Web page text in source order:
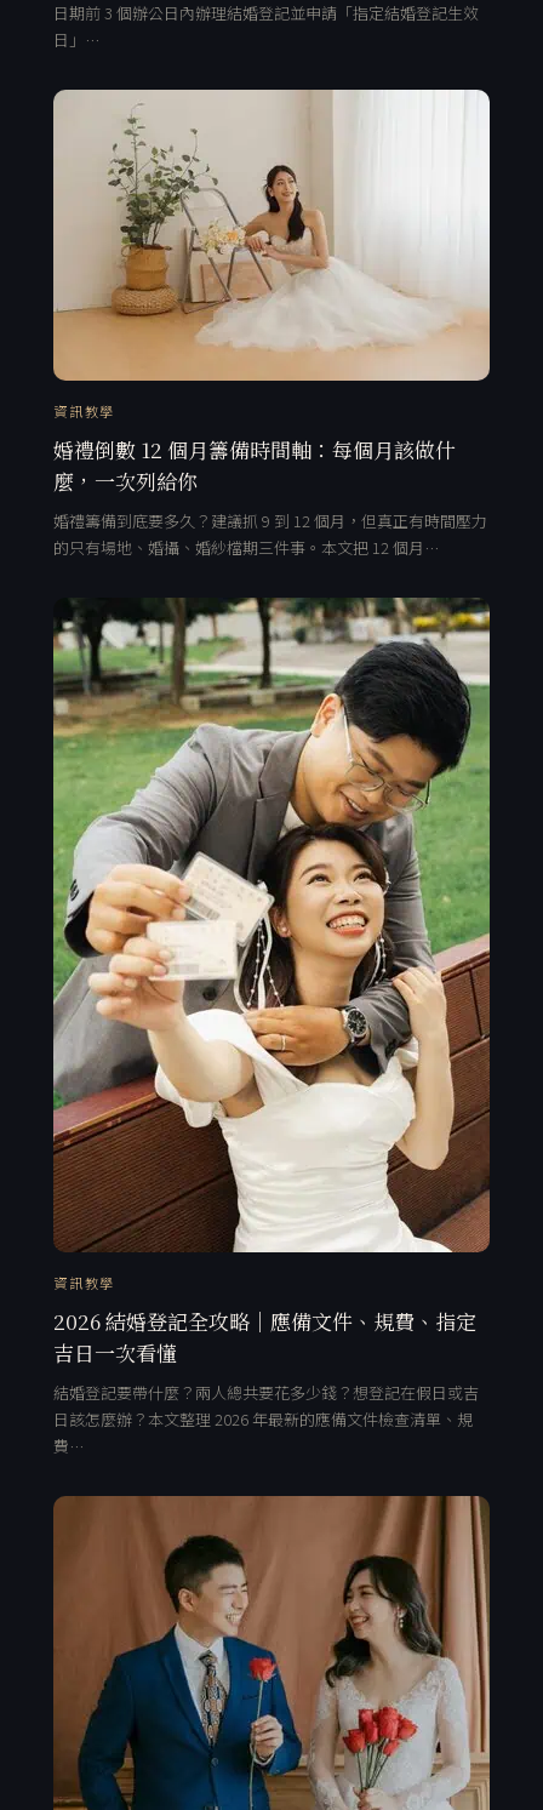
日期前 3 個辦公日內辦理結婚登記並申請「指定結婚登記生效
日」…
資訊教學
婚禮倒數 12 個月籌備時間軸：每個月該做什
麼，一次列給你
婚禮籌備到底要多久？建議抓 9 到 12 個月，但真正有時間壓力
的只有場地、婚攝、婚紗檔期三件事。本文把 12 個月…
資訊教學
2026 結婚登記全攻略｜應備文件、規費、指定
吉日一次看懂
結婚登記要帶什麼？兩人總共要花多少錢？想登記在假日或吉
日該怎麼辦？本文整理 2026 年最新的應備文件檢查清單、規
費…